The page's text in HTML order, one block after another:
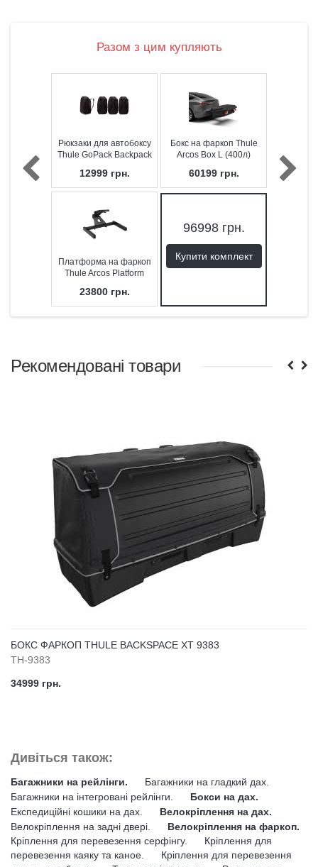
Разом з цим купляють
Рюкзаки для автобоксу
Thule GoPack Backpack
12999грн.
Бокс на фаркоп Thule
Arcos Box L (400л)
60199грн.
Платформа на фаркоп
Thule Arcos Platform
23800грн.
96998грн.
Купити комплект
Рекомендовані товари
БОКС ФАРКОП THULE BACKSPACE XT 9383
TH-9383
34999 грн.
Дивіться також:
Багажники на рейлінги.
Багажники на гладкий дах.
Багажники на інтегровані рейлінги.
Бокси на дах.
Експедиційні кошики на дах.
Велокріплення на дах.
Велокріплення на задні двері.
Велокріплення на фаркоп.
Кріплення для перевезення серфінгу.
Кріплення для
перевезення каяку та каное.
Кріплення для перевезення